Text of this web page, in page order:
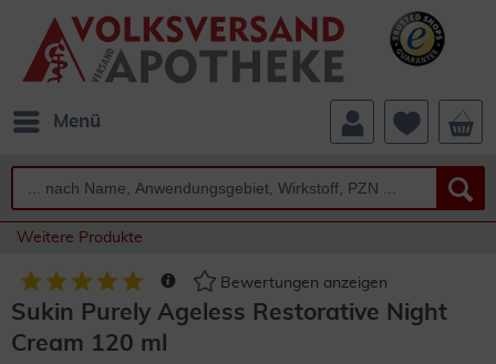
Menü
Weitere Produkte
Bewertungen anzeigen
Sukin Purely Ageless Restorative Night
Cream 120 ml